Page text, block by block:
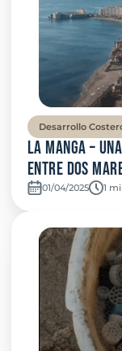
Desarrollo
La Manga –
entre dos
01/04/2025 1